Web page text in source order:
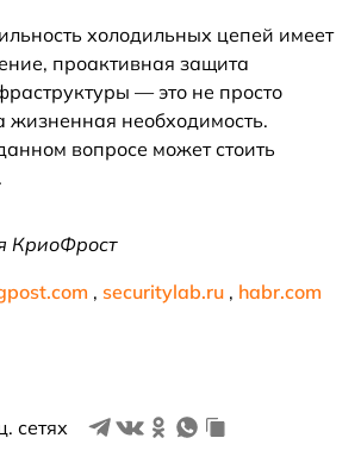
холодильных цепей имеет
проактивная защита
— это не просто
жизненная необходимость.
вопросе может стоить
КриоФрост
, securitylab.ru , habr.com
сетях